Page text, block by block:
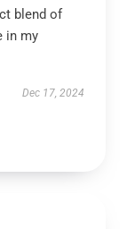
blend of
in my
Dec 17, 2024